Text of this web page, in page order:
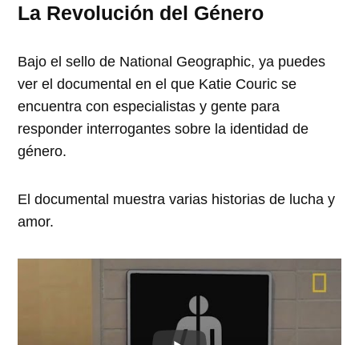
La Revolución del Género
Bajo el sello de National Geographic, ya puedes
ver el documental en el que Katie Couric se
encuentra con especialistas y gente para
responder interrogantes sobre la identidad de
género.
El documental muestra varias historias de lucha y
amor.